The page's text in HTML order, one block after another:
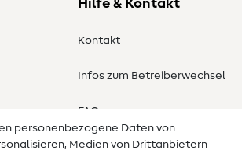
Hilfe & Kontakt
Kontakt
Infos zum Betreiberwechsel
FAQ
Widerrufsrecht
personenbezogene Daten von
Medien von Drittanbietern